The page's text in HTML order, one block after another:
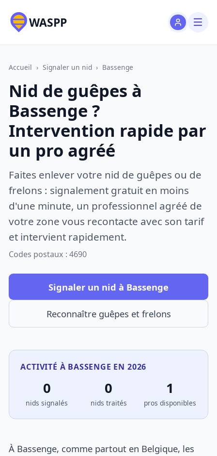
WASPP
Accueil › Signaler un nid › Bassenge
Nid de guêpes à
Bassenge ?
Intervention rapide par
un pro agréé
Faites enlever votre nid de guêpes ou de
frelons : signalement gratuit en moins
d'une minute, un professionnel agréé de
votre zone vous recontacte avec son tarif
et intervient rapidement.
Codes postaux : 4690
Signaler un nid à Bassenge
Reconnaître guêpes et frelons
ACTIVITÉ À BASSENGE EN 2026
0
nids signalés
0
nids traités
1
pros disponibles
À Bassenge, comme partout en Belgique, les